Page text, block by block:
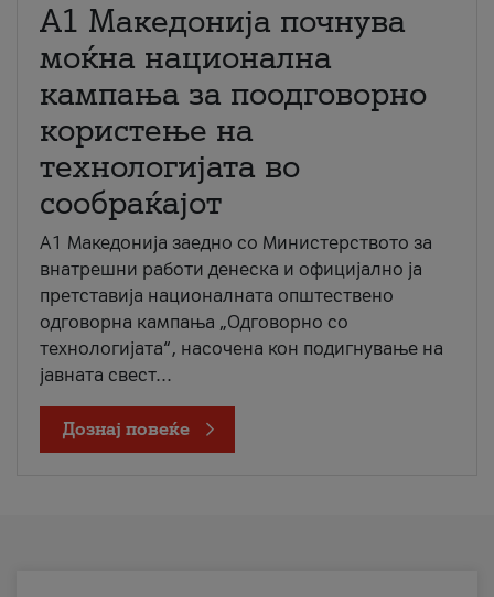
A1 Македонија почнува
моќна национална
кампања за поодговорно
користење на
технологијата во
сообраќајот
A1 Македонија заедно со Министерството за
внатрешни работи денеска и официјално ја
претставија националната општествено
одговорна кампања „Одговорно со
технологијата“, насочена кон подигнување на
јавната свест...
Дознај повеќе